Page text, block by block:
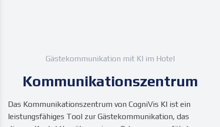
Gästekommunikation mit KI im Hotel
Kommunikationszentrum
Das Kommunikationszentrum von CogniVis KI ist ein
leistungsfähiges Tool zur Gästekommunikation, das